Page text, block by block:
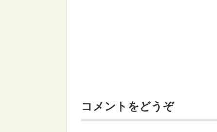
コメントをどうぞ